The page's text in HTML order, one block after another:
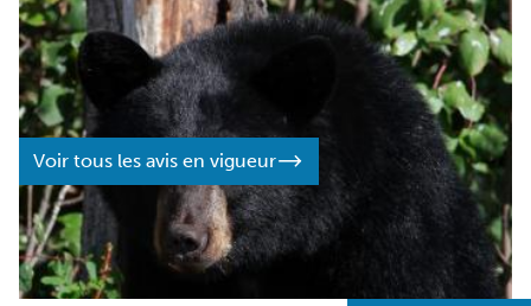
Restez à l’affût pour assurer votre sécurité. Consultez
des mises à jour et des avis sur les événements et sur les
conditions de voyage qui pourraient avoir une
influence sur votre visite.
Voir tous les avis en vigueur